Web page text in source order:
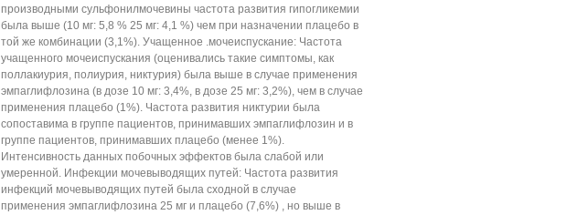
производными сульфонилмочевины частота развития гипогликемии
была выше (10 мг: 5,8 % 25 мг: 4,1 %) чем при назначении плацебо в
той же комбинации (3,1%). Учащенное .мочеиспускание: Частота
учащенного мочеиспускания (оценивались такие симптомы, как
поллакиурия, полиурия, никтурия) была выше в случае применения
эмпаглифлозина (в дозе 10 мг: 3,4%, в дозе 25 мг: 3,2%), чем в случае
применения плацебо (1%). Частота развития никтурии была
сопоставима в группе пациентов, принимавших эмпаглифлозин и в
группе пациентов, принимавших плацебо (менее 1%).
Интенсивность данных побочных эффектов была слабой или
умеренной. Инфекции мочевыводящих путей: Частота развития
инфекций мочевыводящих путей была сходной в случае
применения эмпаглифлозина 25 мг и плацебо (7,6%) , но выше в